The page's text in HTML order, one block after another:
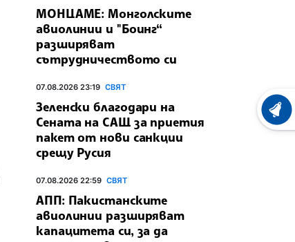
МОНЦАМЕ: Монголските
авиолинии и "Боинг“
разширяват
сътрудничеството си
07.08.2026 23:19 СВЯТ
Зеленски благодари на
Сената на САЩ за приетия
пакет от нови санкции
срещу Русия
07.08.2026 22:59 СВЯТ
АПП: Пакистанските
авиолинии разширяват
капацитета си, за да